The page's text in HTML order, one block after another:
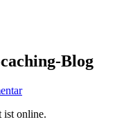
Blog
ist online.